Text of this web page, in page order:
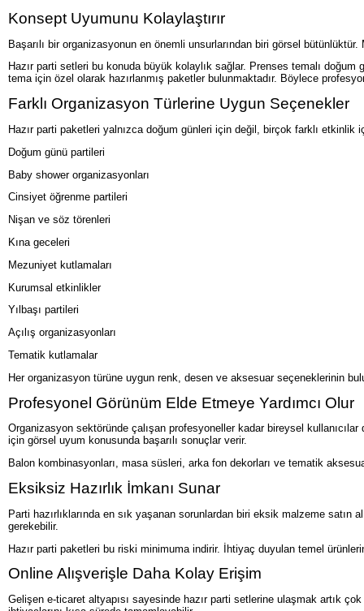
Konsept Uyumunu Kolaylaştırır
Başarılı bir organizasyonun en önemli unsurlarından biri görsel
Hazır parti setleri bu konuda büyük kolaylık sağlar. Prenses temalı
tema için özel olarak hazırlanmış paketler bulunmaktadır. Böylece
Farklı Organizasyon Türlerine Uygun Seçenekler
Hazır parti paketleri yalnızca doğum günleri için değil, birçok farklı
Doğum günü partileri
Baby shower organizasyonları
Cinsiyet öğrenme partileri
Nişan ve söz törenleri
Kına geceleri
Mezuniyet kutlamaları
Kurumsal etkinlikler
Yılbaşı partileri
Açılış organizasyonları
Tematik kutlamalar
Her organizasyon türüne uygun renk, desen ve aksesuar seçeneklerinin
Profesyonel Görünüm Elde Etmeye Yardımcı Olur
Organizasyon sektöründe çalışan profesyoneller kadar bireysel
için görsel uyum konusunda başarılı sonuçlar verir.
Balon kombinasyonları, masa süsleri, arka fon dekorları ve tematik
Eksiksiz Hazırlık İmkanı Sunar
Parti hazırlıklarında en sık yaşanan sorunlardan biri eksik malzeme
gerekebilir.
Hazır parti paketleri bu riski minimuma indirir. İhtiyaç duyulan temel
Online Alışverişle Daha Kolay Erişim
Gelişen e-ticaret altyapısı sayesinde hazır parti setlerine ulaşmak artık